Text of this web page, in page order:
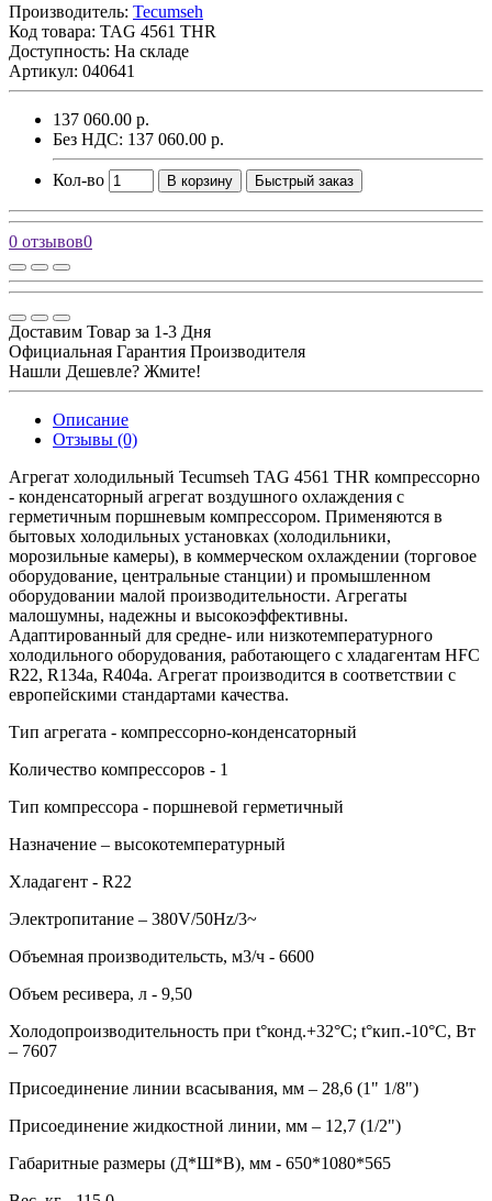
Производитель: Tecumseh
Код товара: TAG 4561 THR
Доступность: На складе
Артикул: 040641
137 060.00 р.
Без НДС: 137 060.00 р.
Кол-во В корзину Быстрый заказ
0 отзывов0
Доставим Товар за 1-3 Дня
Официальная Гарантия Производителя
Нашли Дешевле? Жмите!
Описание
Отзывы (0)
Агрегат холодильный Tecumseh TAG 4561 THR компрессорно
- конденсаторный агрегат воздушного охлаждения с
герметичным поршневым компрессором. Применяются в
бытовых холодильных установках (холодильники,
морозильные камеры), в коммерческом охлаждении (торговое
оборудование, центральные станции) и промышленном
оборудовании малой производительности. Агрегаты
малошумны, надежны и высокоэффективны.
Адаптированный для средне- или низкотемпературного
холодильного оборудования, работающего с хладагентам HFC
R22, R134a, R404a. Агрегат производится в соответствии с
европейскими стандартами качества.
Тип агрегата - компрессорно-конденсаторный
Количество компрессоров - 1
Тип компрессора - поршневой герметичный
Назначение – высокотемпературный
Хладагент - R22
Электропитание – 380V/50Hz/3~
Объемная производительсть, м3/ч - 6600
Объем ресивера, л - 9,50
Холодопроизводительность при t°конд.+32°С; t°кип.-10°С, Вт
– 7607
Присоединение линии всасывания, мм – 28,6 (1" 1/8")
Присоединение жидкостной линии, мм – 12,7 (1/2")
Габаритные размеры (Д*Ш*В), мм - 650*1080*565